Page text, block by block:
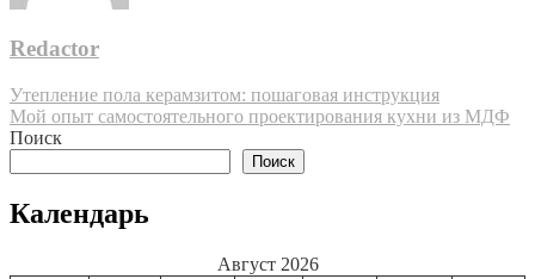
Redactor
Навигация
по
Утепление пола керамзитом: пошаговая инструкция
Мой опыт самостоятельного проектирования кухни из МДФ
Поиск
Поиск
Календарь
Август 2026